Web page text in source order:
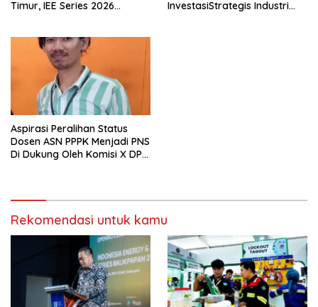
Timur, IEE Series 2026
InvestasiStrategis Industri
Aspirasi Peralihan Status
Dosen ASN PPPK Menjadi PNS
Di Dukung Oleh Komisi X DPR
Rekomendasi untuk kamu